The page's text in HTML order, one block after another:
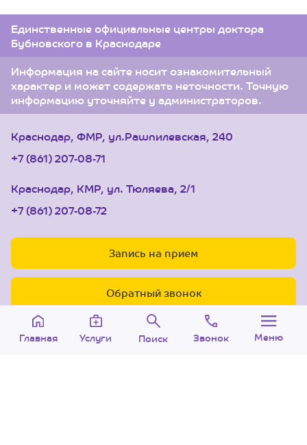
Единственные официальные центры доктора
Бубновского в Краснодаре
Информация на сайте носит ознакомительный
характер и может содержать неточности. Точную
информацию уточняйте у администраторов.
Краснодар, ФМР, ул.Рашпилевская, 240
+7 (861) 207-08-71
Краснодар, КМР, ул. Тюляева, 2/1
+7 (861) 207-08-72
Запись на прием
Обратный звонок
Главная Услуги Поиск Звонок Меню